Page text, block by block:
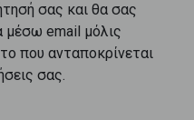
σας και θα σας
μέσω email μόλις
που ανταποκρίνεται
σας.